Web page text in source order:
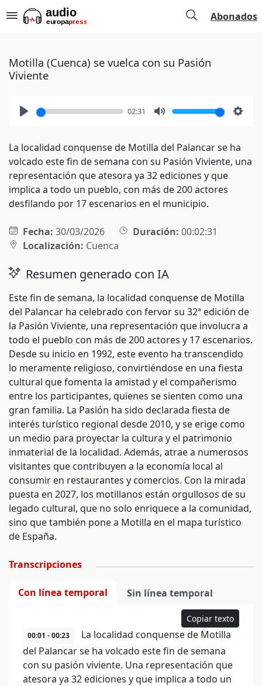
Abonados
Motilla (Cuenca) se vuelca con su Pasión
Viviente
02:31
La localidad conquense de Motilla del Palancar se ha
volcado este fin de semana con su Pasión Viviente, una
representación que atesora ya 32 ediciones y que
implica a todo un pueblo, con más de 200 actores
desfilando por 17 escenarios en el municipio.
Fecha: 30/03/2026 Duración: 00:02:31
Localización: Cuenca
Resumen generado con IA
Este fin de semana, la localidad conquense de Motilla
del Palancar ha celebrado con fervor su 32ª edición de
la Pasión Viviente, una representación que involucra a
todo el pueblo con más de 200 actores y 17 escenarios.
Desde su inicio en 1992, este evento ha transcendido
lo meramente religioso, convirtiéndose en una fiesta
cultural que fomenta la amistad y el compañerismo
entre los participantes, quienes se sienten como una
gran familia. La Pasión ha sido declarada fiesta de
interés turístico regional desde 2010, y se erige como
un medio para proyectar la cultura y el patrimonio
inmaterial de la localidad. Además, atrae a numerosos
visitantes que contribuyen a la economía local al
consumir en restaurantes y comercios. Con la mirada
puesta en 2027, los motillanos están orgullosos de su
legado cultural, que no solo enriquece a la comunidad,
sino que también pone a Motilla en el mapa turístico
de España.
Transcripciones
Con línea temporal Sin línea temporal
Copiar texto
00:01 - 00:23
La localidad conquense de Motilla
del Palancar se ha volcado este fin de semana
con su pasión viviente. Una representación que
atesora ya 32 ediciones y que implica a todo un